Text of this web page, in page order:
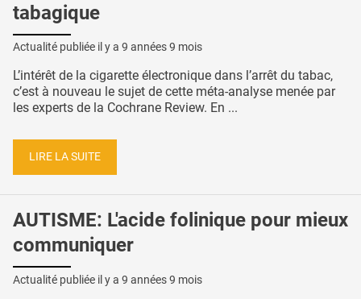
tabagique
Actualité publiée il y a 9 années 9 mois
L’intérêt de la cigarette électronique dans l’arrêt du tabac,
c’est à nouveau le sujet de cette méta-analyse menée par
les experts de la Cochrane Review. En ...
LIRE LA SUITE
AUTISME: L'acide folinique pour mieux
communiquer
Actualité publiée il y a 9 années 9 mois